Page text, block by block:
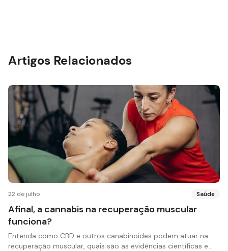
Artigos Relacionados
22 de julho Saúde
Afinal, a cannabis na recuperação muscular
funciona?
Entenda como CBD e outros canabinoides podem atuar na
recuperação muscular, quais são as evidências científicas e